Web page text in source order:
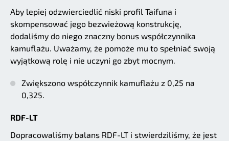
Aby lepiej odzwierciedlić niski profil Taifuna i
skompensować jego bezwieżową konstrukcję,
dodaliśmy do niego znaczny bonus współczynnika
kamuflażu. Uważamy, że pomoże mu to spełniać swoją
wyjątkową rolę i nie uczyni go zbyt mocnym.
Zwiększono współczynnik kamuflażu z 0,25 na
0,325.
RDF-LT
Dopracowaliśmy balans RDF-LT i stwierdziliśmy, że jest